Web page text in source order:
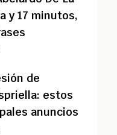
y 17 minutos,
de
estos
anuncios